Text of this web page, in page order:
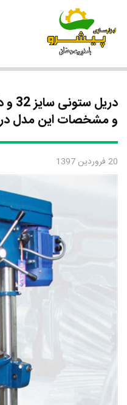
و مشخصات این مدل
20 فروردین 1397